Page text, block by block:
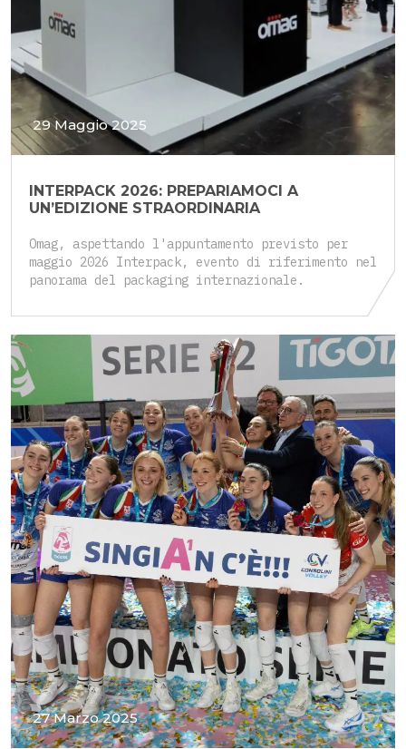
29 Maggio 2025
INTERPACK 2026: PREPARIAMOCI A
UN’EDIZIONE STRAORDINARIA
Omag, aspettando l'appuntamento previsto per
maggio 2026 Interpack, evento di riferimento nel
panorama del packaging internazionale.
27 Marzo 2025